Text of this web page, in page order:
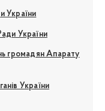
України
України
громадян Апарату
України